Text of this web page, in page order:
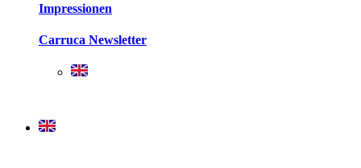
Impressionen
Carruca Newsletter